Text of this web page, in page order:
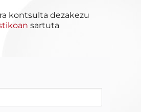
kontsulta dezakezu
sartuta